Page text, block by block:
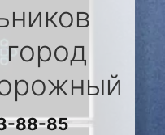
город
88-85